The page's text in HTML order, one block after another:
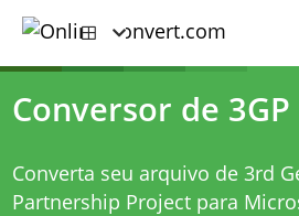
Conversor de
Converta seu arquivo de 3rd
Partnership Project para